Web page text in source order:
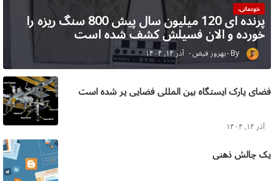
خودمانی، پرنده ای 120 میلیون سال پیش 800 سنگ ریزه را
خورده و الان فسیلش کشف شده است
بهروز فیض آذر ۱۴, ۱۴۰۴
فضای پارک ایستگاه بین المللی فضایی پر شده است
آذر ۱۴, ۱۴۰۴
یک چالش ذهنی